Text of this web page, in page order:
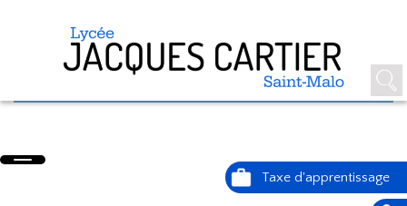
ÉPREUVE ÉCRITE DU BAC GT -
PHILOSOPHIE